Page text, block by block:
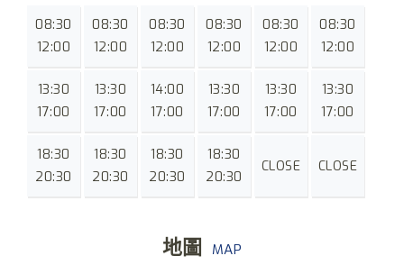
08:30
12:00
08:30
12:00
08:30
12:00
08:30
12:00
08:30
12:00
08:30
12:00
13:30
17:00
13:30
17:00
14:00
17:00
13:30
17:00
13:30
17:00
13:30
17:00
18:30
20:30
18:30
20:30
18:30
20:30
18:30
20:30
CLOSE CLOSE
地圖 MAP